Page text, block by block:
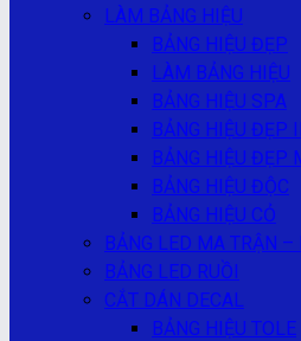
LÀM BẢNG HIỆU
BẢNG HIỆU ĐẸP
LÀM BẢNG HIỆU
BẢNG HIỆU SPA
BẢNG HIỆU ĐẸP
BẢNG HIỆU ĐẸP
BẢNG HIỆU ĐỘC
BẢNG HIỆU CỎ
BẢNG LED MA TRẬN
BẢNG LED RUỒI
CẮT DÁN DECAL
BẢNG HIỆU TOLE